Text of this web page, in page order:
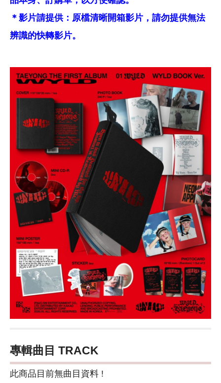
＊影片請提供：原檔清晰開箱影片，請勿提供無法
辨識的快轉影片。
專輯曲目 TRACK
此商品目前無曲目資料 !